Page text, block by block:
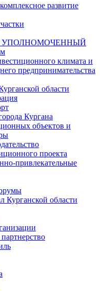
развитие
климата и
предпринимательства
области
Кургана
объектов и
проекта
привлекательные
Курганской области